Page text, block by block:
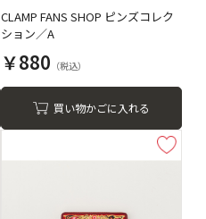
CLAMP FANS SHOP ピンズコレク
ション／A
￥880
買い物かごに入れる